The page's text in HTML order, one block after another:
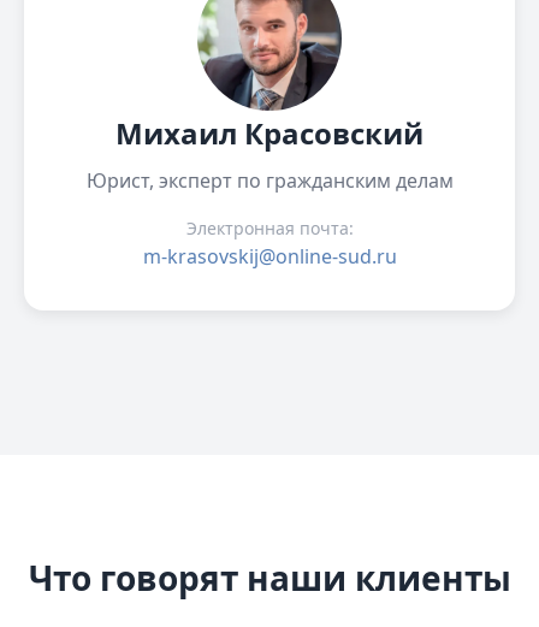
Михаил Красовский
Юрист, эксперт по гражданским делам
Электронная почта:
m-krasovskij@online-sud.ru
Что говорят наши клиенты